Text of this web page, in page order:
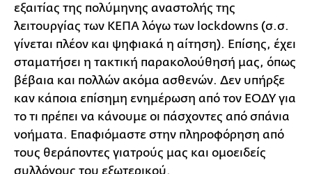
εξαιτίας της πολύμηνης αναστολής της
λειτουργίας των ΚΕΠΑ λόγω των lockdowns (σ.σ.
γίνεται πλέον και ψηφιακά η αίτηση). Επίσης, έχει
σταματήσει η τακτική παρακολούθησή μας, όπως
βέβαια και πολλών ακόμα ασθενών. Δεν υπήρξε
καν κάποια επίσημη ενημέρωση από τον ΕΟΔΥ για
το τι πρέπει να κάνουμε οι πάσχοντες από σπάνια
νοήματα. Επαφιόμαστε στην πληροφόρηση από
τους θεράποντες γιατρούς μας και ομοειδείς
συλλόγους του εξωτερικού.